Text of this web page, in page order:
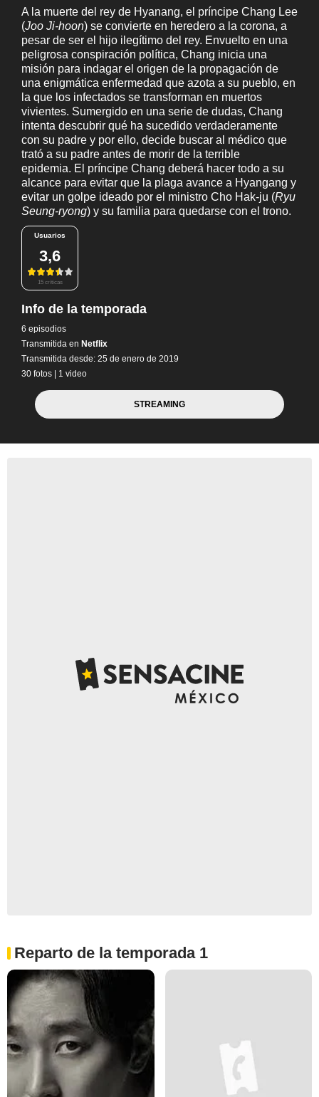
A la muerte del rey de Hyanang, el príncipe Chang Lee
(Joo Ji-hoon) se convierte en heredero a la corona, a
pesar de ser el hijo ilegítimo del rey. Envuelto en una
peligrosa conspiración política, Chang inicia una
misión para indagar el origen de la propagación de
una enigmática enfermedad que azota a su pueblo, en
la que los infectados se transforman en muertos
vivientes. Sumergido en una serie de dudas, Chang
intenta descubrir qué ha sucedido verdaderamente
con su padre y por ello, decide buscar al médico que
trató a su padre antes de morir de la terrible
epidemia. El príncipe Chang deberá hacer todo a su
alcance para evitar que la plaga avance a Hyangang y
evitar un golpe ideado por el ministro Cho Hak-ju (Ryu
Seung-ryong) y su familia para quedarse con el trono.
Usuarios
3,6
15 críticas
Info de la temporada
6 episodios
Transmitida en Netflix
Transmitida desde: 25 de enero de 2019
30 fotos | 1 video
STREAMING
Reparto de la temporada 1